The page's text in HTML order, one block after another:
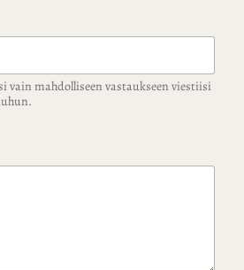
vain mahdolliseen vastaukseen viestiisi